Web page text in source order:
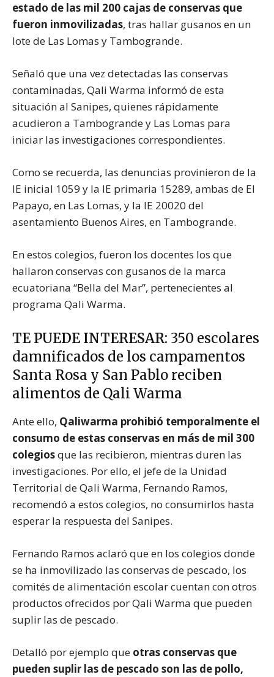
estado de las mil 200 cajas de conservas que
fueron inmovilizadas, tras hallar gusanos en un
lote de Las Lomas y Tambogrande.
Señaló que una vez detectadas las conservas
contaminadas, Qali Warma informó de esta
situación al Sanipes, quienes rápidamente
acudieron a Tambogrande y Las Lomas para
iniciar las investigaciones correspondientes.
Como se recuerda, las denuncias provinieron de la
IE inicial 1059 y la IE primaria 15289, ambas de El
Papayo, en Las Lomas, y la IE 20020 del
asentamiento Buenos Aires, en Tambogrande.
En estos colegios, fueron los docentes los que
hallaron conservas con gusanos de la marca
ecuatoriana “Bella del Mar”, pertenecientes al
programa Qali Warma.
TE PUEDE INTERESAR: 350 escolares
damnificados de los campamentos
Santa Rosa y San Pablo reciben
alimentos de Qali Warma
Ante ello, Qaliwarma prohibió temporalmente el
consumo de estas conservas en más de mil 300
colegiosque las recibieron, mientras duren las
investigaciones. Por ello, el jefe de la Unidad
Territorial de Qali Warma, Fernando Ramos,
recomendó a estos colegios, no consumirlos hasta
esperar la respuesta del Sanipes.
Fernando Ramos aclaró que en los colegios donde
se ha inmovilizado las conservas de pescado, los
comités de alimentación escolar cuentan con otros
productos ofrecidos por Qali Warma que pueden
suplir las de pescado.
Detalló por ejemplo que otras conservas que
pueden suplir las de pescado son las de pollo,